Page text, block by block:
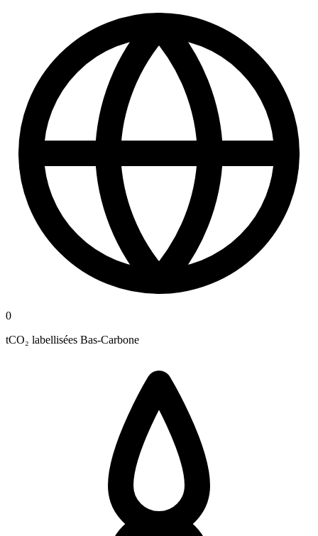
0
tCO₂ labellisées Bas-Carbone